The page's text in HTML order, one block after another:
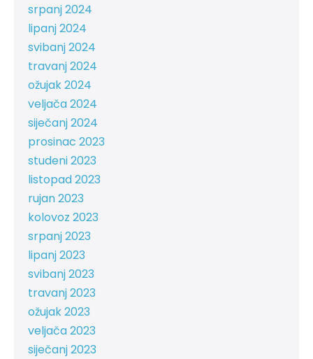
srpanj 2024
lipanj 2024
svibanj 2024
travanj 2024
ožujak 2024
veljača 2024
siječanj 2024
prosinac 2023
studeni 2023
listopad 2023
rujan 2023
kolovoz 2023
srpanj 2023
lipanj 2023
svibanj 2023
travanj 2023
ožujak 2023
veljača 2023
siječanj 2023